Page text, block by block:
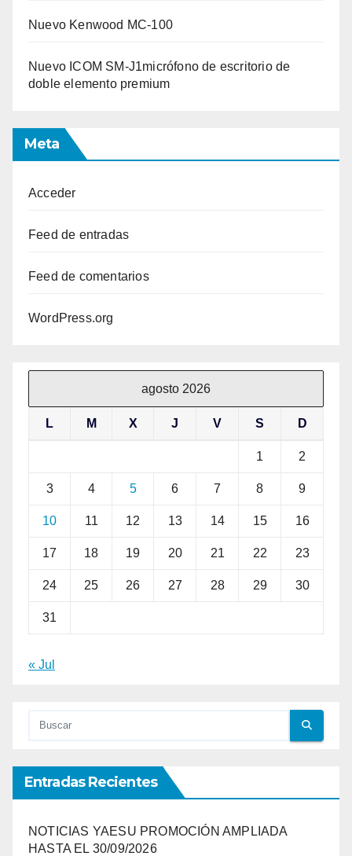
Nuevo Kenwood MC-100
Nuevo ICOM SM-J1micrófono de escritorio de
doble elemento premium
Meta
Acceder
Feed de entradas
Feed de comentarios
WordPress.org
agosto 2026
L M X J V S D
1 2
3 4 5 6 7 8 9
10 11 12 13 14 15 16
17 18 19 20 21 22 23
24 25 26 27 28 29 30
31
« Jul
Entradas Recientes
NOTICIAS YAESU PROMOCIÓN AMPLIADA
HASTA EL 30/09/2026